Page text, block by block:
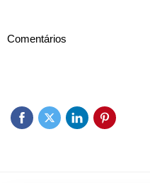
Comentários